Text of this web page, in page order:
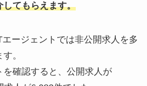
してもらえます。
エージェントでは非公開求人を多
。
を確認すると、公開求人が